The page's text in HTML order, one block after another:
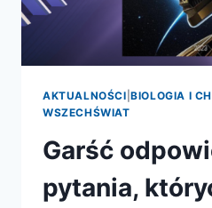
AKTUALNOŚCI |BIOLOGIA I
WSZECHŚWIAT
Garść
pytania,